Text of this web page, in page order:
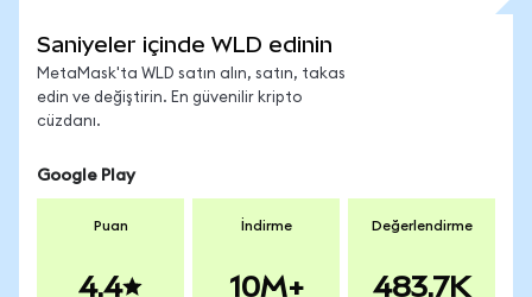
Saniyeler içinde WLD edinin
MetaMask'ta WLD satın alın, satın, takas
edin ve değiştirin. En güvenilir kripto
cüzdanı.
Google Play
Puan
4.4
İndirme
10M+
Değerlendirme
483.7K